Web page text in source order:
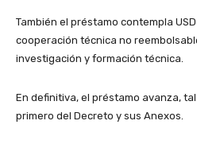
También el préstamo contempla
cooperación técnica no
investigación y formación técnica.
En definitiva, el préstamo avanza,
primero del Decreto y sus Anexos.